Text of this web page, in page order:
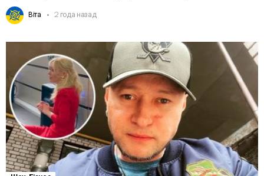
Віта 2 года назад